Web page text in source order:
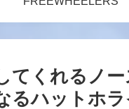
てくれるノ
るハットホ